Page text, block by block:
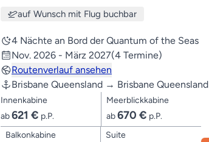
auf Wunsch mit Flug buchbar
4 Nächte an Bord der Quantum of the Seas
Nov. 2026 - März 2027(4 Termine)
Routenverlauf ansehen
Brisbane Queensland → Brisbane Queensland
Innenkabine
ab621 € p.P.
Meerblickkabine
ab670 € p.P.
Balkonkabine
Suite